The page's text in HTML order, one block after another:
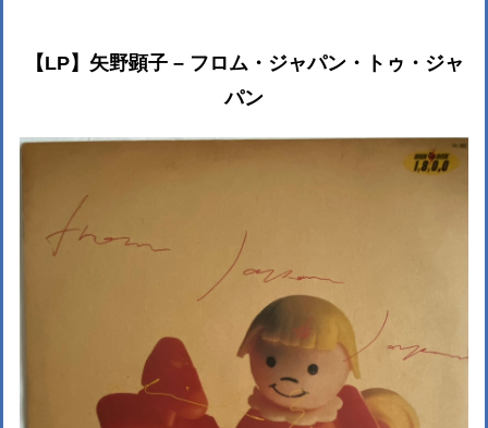
【LP】矢野顕子 ‎– フロム・ジャパン・トゥ・ジャ
パン